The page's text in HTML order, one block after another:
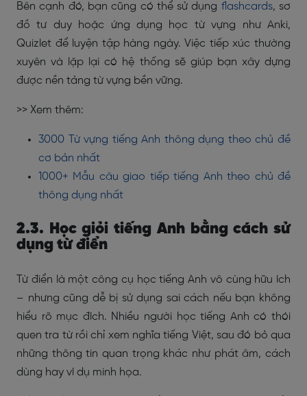
Bên cạnh đó, bạn cũng có thể sử dụng flashcards, sơ
đồ tư duy hoặc ứng dụng học từ vựng như Anki,
Quizlet để luyện tập hàng ngày. Việc tiếp xúc thường
xuyên và lặp lại có hệ thống sẽ giúp bạn xây dựng
được nền tảng từ vựng bền vững.
>> Xem thêm:
3000 Từ vựng tiếng Anh thông dụng theo chủ đề
cơ bản nhất
1000+ Mẫu câu giao tiếp tiếng Anh theo chủ đề
thông dụng nhất
2.3. Học giỏi tiếng Anh bằng cách sử
dụng từ điển
Từ điển là một công cụ học tiếng Anh vô cùng hữu ích
– nhưng cũng dễ bị sử dụng sai cách nếu bạn không
hiểu rõ mục đích. Nhiều người học tiếng Anh có thói
quen tra từ rồi chỉ xem nghĩa tiếng Việt, sau đó bỏ qua
những thông tin quan trọng khác như phát âm, cách
dùng hay ví dụ minh họa.